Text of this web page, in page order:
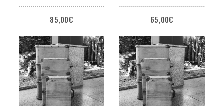
85,00€ 65,00€